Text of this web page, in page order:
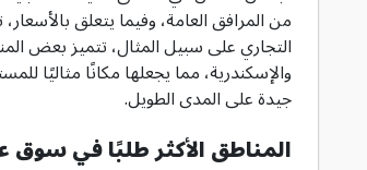
من المرافق العامة، وفيما يتعلق
التجاري على سبيل المثال، تتميز بعض
والإسكندرية، مما يجعلها مكانًا مثاليًا
جيدة على المدى الطويل.
المناطق الأكثر طلبًا في سوق